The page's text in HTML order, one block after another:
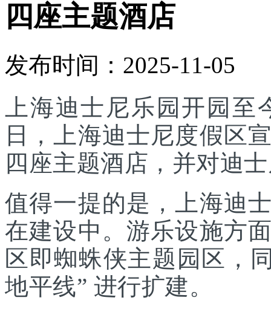
四座主题酒店
发布时间：2025-11-05
上海迪士尼乐园开园
日，上海迪士尼度假区
四座主题酒店，并对迪
值得一提的是，上海迪
在建设中。游乐设施方
区即蜘蛛侠主题园区，
地平线” 进行扩建。